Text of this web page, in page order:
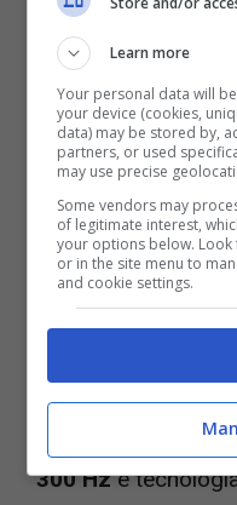
Offerta sul PC
Lo schermo è un
con
300 Hze
Learn more
Your personal data will
your device (cookies,
data) may be stored by,
partners, or used
may use precise
Some vendors may
of legitimate interest,
your options below.
or in the site menu to
and cookie settings.